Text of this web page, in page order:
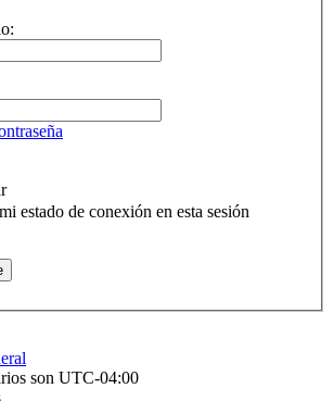
estado de conexión en esta sesión
son UTC-04:00